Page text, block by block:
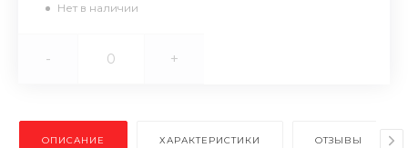
Нет в наличии
- +
ОПИСАНИЕ ХАРАКТЕРИСТИКИ ОТЗЫВЫ